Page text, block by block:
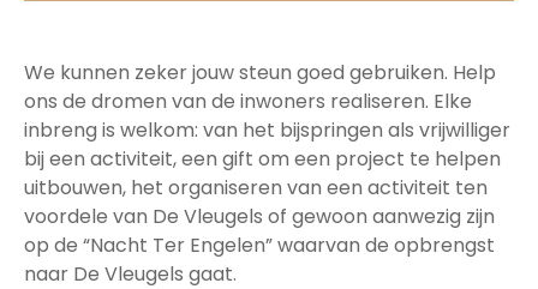
We kunnen zeker jouw steun goed gebruiken. Help
ons de dromen van de inwoners realiseren. Elke
inbreng is welkom: van het bijspringen als vrijwilliger
bij een activiteit, een gift om een project te helpen
uitbouwen, het organiseren van een activiteit ten
voordele van De Vleugels of gewoon aanwezig zijn
op de “Nacht Ter Engelen” waarvan de opbrengst
naar De Vleugels gaat.